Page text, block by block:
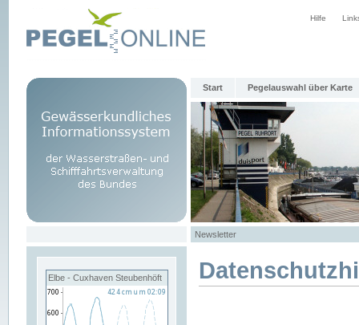
Hilfe
Start Pegelauswahl über Karte
Newsletter
Elbe - Cuxhaven Steubenhöft